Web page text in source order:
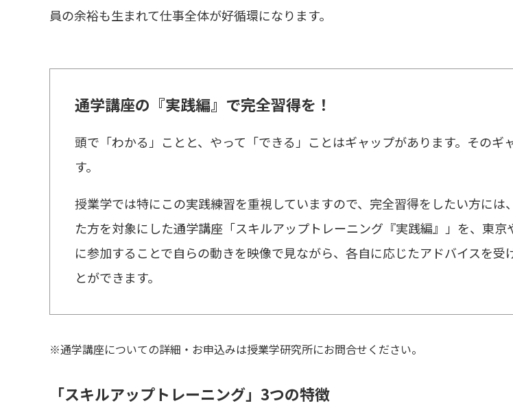
員の余裕も生まれて仕事全体が好循環になります。
通学講座の『実践編』で完全習得を！
頭で「わかる」ことと、やって「できる」ことはギャップがあります。その
す。
授業学では特にこの実践練習を重視していますので、完全習得をしたい方に
た方を対象にした通学講座「スキルアップトレーニング『実践編』」を、東
に参加することで自らの動きを映像で見ながら、各自に応じたアドバイスを
とができます。
※通学講座についての詳細・お申込みは授業学研究所にお問合せください。
「スキルアップトレーニング」3つの特徴